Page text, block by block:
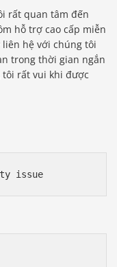
rất quan tâm đến
hỗ trợ cao cấp miễn
liên hệ với chúng tôi
trong thời gian ngắn
tôi rất vui khi được